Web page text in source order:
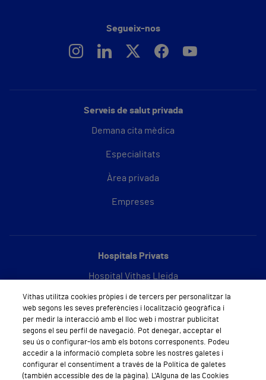
Serveis de salut privada
Demana cita mèdica
Especialitats
Àrea privada
Empreses
Hospitals Privats
Hospital Vithas Lleida
Hospital Vithas Barcelona
Sobre Vithas
Qui som
Segueix-nos
Vithas utilitza cookies pròpies i de tercers per personalitzar la
web segons les seves preferències i localització geogràfica i
per medir la interacció amb el lloc web i mostrar publicitat
segons el seu perfil de navegació. Pot denegar, acceptar el
seu ús o configurar-los amb els botons corresponents. Podeu
accedir a la informació completa sobre les nostres galetes i
configurar el consentiment a través de la Política de galetes
(también accessible des de la pàgina). L'Alguna de las Cookies